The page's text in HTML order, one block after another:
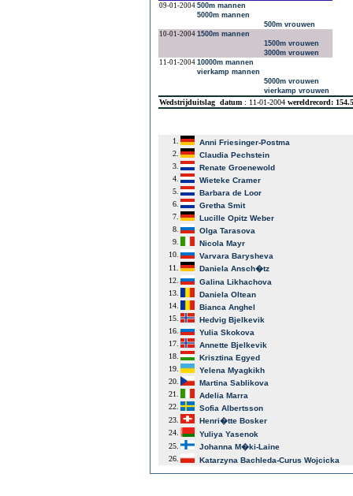
09-01-2004 500m mannen
5000m mannen
500m vrouwen
10-01-2004 1500m mannen
1500m vrouwen
3000m vrouwen
11-01-2004 10000m mannen
vierkamp mannen
5000m vrouwen
vierkamp vrouwen
Wedstrijduitslag datum : 11-01-2004 wereldrecord:
1.
Anni Friesinger-Postma
2.
Claudia Pechstein
3.
Renate Groenewold
4.
Wieteke Cramer
5.
Barbara de Loor
6.
Gretha Smit
7.
Lucille Opitz Weber
8.
Olga Tarasova
9.
Nicola Mayr
10.
Varvara Barysheva
11.
Daniela Ansch�tz
12.
Galina Likhachova
13.
Daniela Oltean
14.
Bianca Anghel
15.
Hedvig Bjelkevik
16.
Yulia Skokova
17.
Annette Bjelkevik
18.
Krisztina Egyed
19.
Yelena Myagkikh
20.
Martina Sablikova
21.
Adelia Marra
22.
Sofia Albertsson
23.
Henri�tte Bosker
24.
Yuliya Yasenok
25.
Johanna M�ki-Laine
26.
Katarzyna Bachleda-Curus Wojcicka